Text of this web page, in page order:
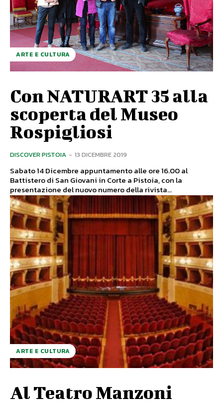
ARTE E CULTURA
Con NATURART 35 alla
scoperta del Museo
Rospigliosi
DISCOVER PISTOIA - 13 DICEMBRE 2019
Sabato 14 Dicembre appuntamento alle ore 16.00 al
Battistero di San Giovani in Corte a Pistoia, con la
presentazione del nuovo numero della rivista...
ARTE E CULTURA
Al Teatro Manzoni